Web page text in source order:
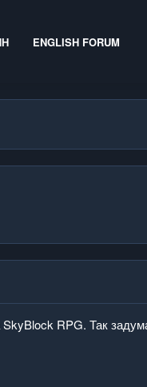
ENGLISH FORUM
RPG. Так